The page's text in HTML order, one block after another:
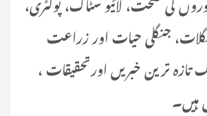
جنگلی حیات اور زراعت
ترین خبریں اورتحقیقات ،
ہیں۔